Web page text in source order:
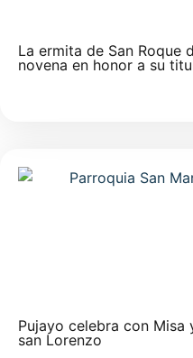
La ermita de San Roque
novena en honor a su
Pujayo celebra con
san Lorenzo